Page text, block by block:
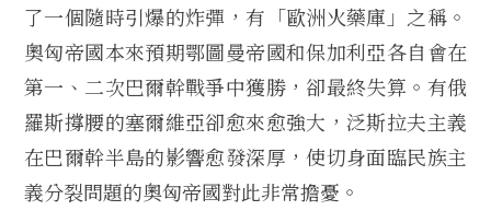
了一個隨時引爆的炸彈，有「歐洲火藥庫」之稱。
奧匈帝國本來預期鄂圖曼帝國和保加利亞各自會在
第一、二次巴爾幹戰爭中獲勝，卻最終失算。有俄
羅斯撐腰的塞爾維亞卻愈來愈強大，泛斯拉夫主義
在巴爾幹半島的影響愈發深厚，使切身面臨民族主
義分裂問題的奧匈帝國對此非常擔憂。